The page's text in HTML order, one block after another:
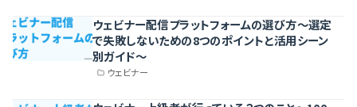
ウェビナー
ウェビナー配信プラットフォームの選び方〜選定
で失敗しないための8つのポイントと活用シーン
別ガイド〜